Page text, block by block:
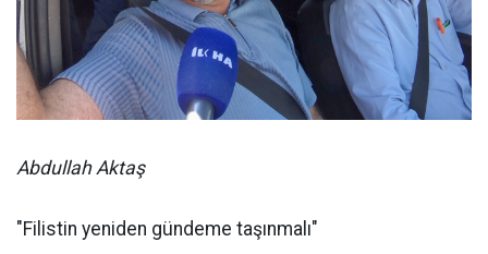
Abdullah Aktaş
"Filistin yeniden gündeme taşınmalı"